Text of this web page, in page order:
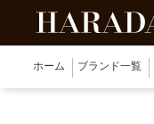
ホーム ブランド一覧